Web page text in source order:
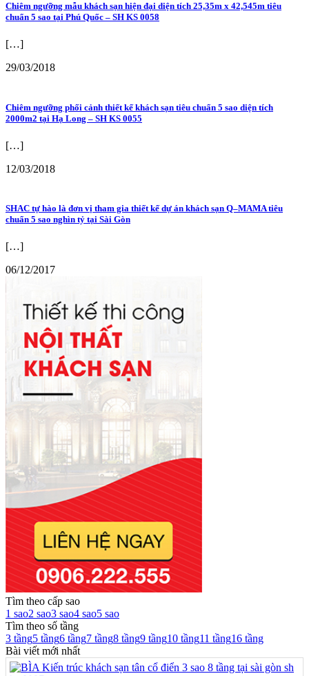
Chiêm ngưỡng mẫu khách sạn hiện đại diện tích 25,35m x 42,545m tiêu
chuẩn 5 sao tại Phú Quốc – SH KS 0058
[…]
29/03/2018
Chiêm ngưỡng phối cảnh thiết kế khách sạn tiêu chuẩn 5 sao diện tích
2000m2 tại Hạ Long – SH KS 0055
[…]
12/03/2018
SHAC tự hào là đơn vị tham gia thiết kế dự án khách sạn Q–MAMA tiêu
chuẩn 5 sao nghìn tỷ tại Sài Gòn
[…]
06/12/2017
Tìm theo cấp sao
1 sao2 sao3 sao4 sao5 sao
Tìm theo số tầng
3 tầng5 tầng6 tầng7 tầng8 tầng9 tầng10 tầng11 tầng16 tầng
Bài viết mới nhất